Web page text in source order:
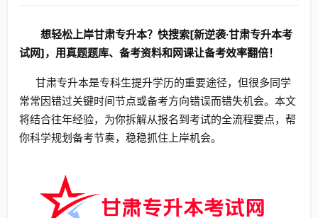
想轻松上岸甘肃专升本？快搜索[新逆袭·甘肃专升本考
试网]，用真题题库、备考资料和网课让备考效率翻倍！
甘肃专升本是专科生提升学历的重要途径，但很多同学
常常因错过关键时间节点或备考方向错误而错失机会。本文
将结合往年经验，为你拆解从报名到考试的全流程要点，帮
你科学规划备考节奏，稳稳抓住上岸机会。